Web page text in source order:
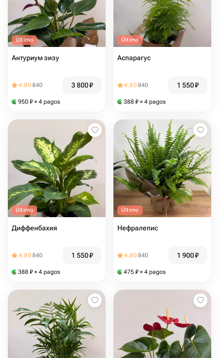
Último
Антуриум зизу
4.80840 3 800₽
950 ₽ × 4 pagos
Último
Аспарагус
4.80840 1 550₽
388 ₽ × 4 pagos
Último
Диффенбахия
4.80840 1 550₽
388 ₽ × 4 pagos
Último
Нефралепис
4.80840 1 900₽
475 ₽ × 4 pagos